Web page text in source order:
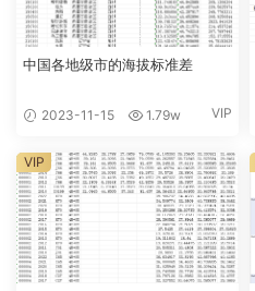
中国各地级市的海拔标准差
2023-11-15 1.79w VIP
VIP